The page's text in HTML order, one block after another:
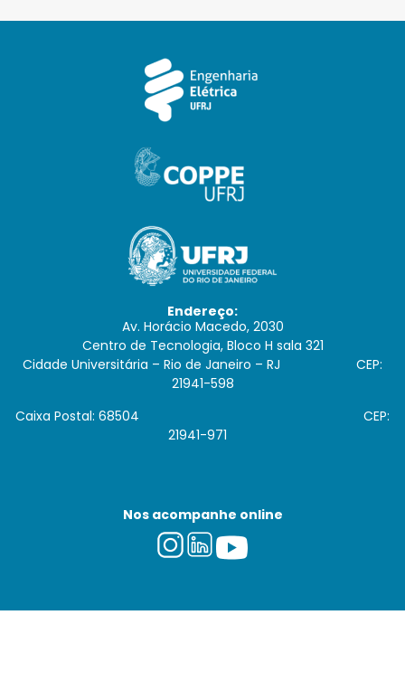
Endereço:
Av. Horácio Macedo, 2030
Centro de Tecnologia, Bloco H sala 321
Cidade Universitária – Rio de Janeiro – RJ CEP:
21941-598
Caixa Postal: 68504 CEP:
21941-971
Nos acompanhe online